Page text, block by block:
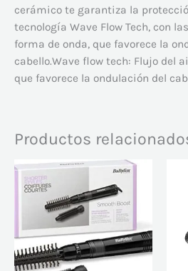
cerámico te garantiza la
tecnología Wave Flow Tech, con
forma de onda, que favorece la
cabello.Wave flow tech: Flujo del
que favorece la ondulación del
Productos